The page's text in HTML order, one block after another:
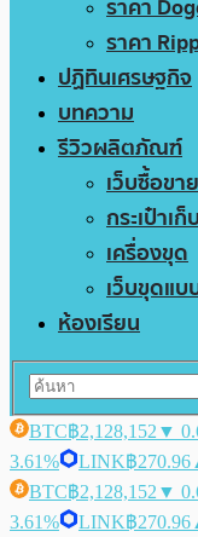
ราคา
ราคา
ปฏิทินเศรษฐกิจ
บทความ
รีวิวผลิตภัณฑ์
เว็บซื้อขาย
กระเป๋าเ
เครื่องขุด
เว็บขุดแบ
ห้องเรียน
BTC฿2,128,152 ▼
3.61%
LINK฿270.96
BTC฿2,128,152 ▼
3.61%
LINK฿270.96